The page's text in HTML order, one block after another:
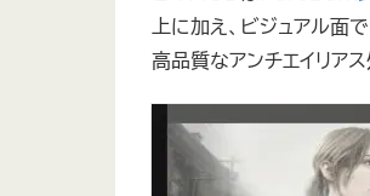
上に加え、ビジュアル面
高品質なアンチエイリア